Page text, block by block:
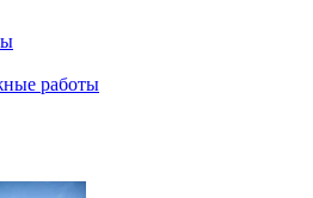
работы